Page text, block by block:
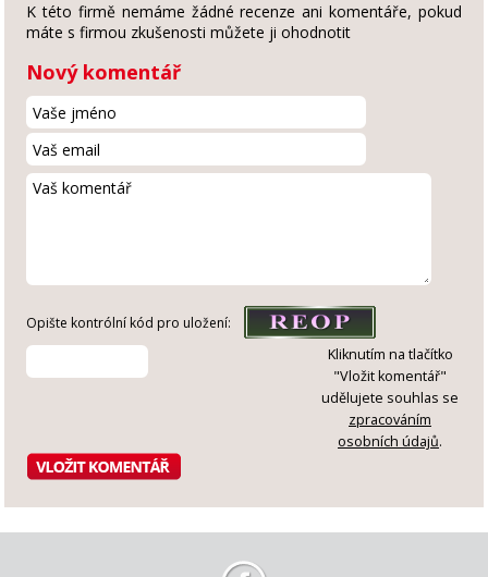
K této firmě nemáme žádné recenze ani komentáře, pokud
máte s firmou zkušenosti můžete ji ohodnotit
Nový komentář
Opište kontrólní kód pro uložení:
Kliknutím na tlačítko
"Vložit komentář"
udělujete souhlas se
zpracováním
osobních údajů.